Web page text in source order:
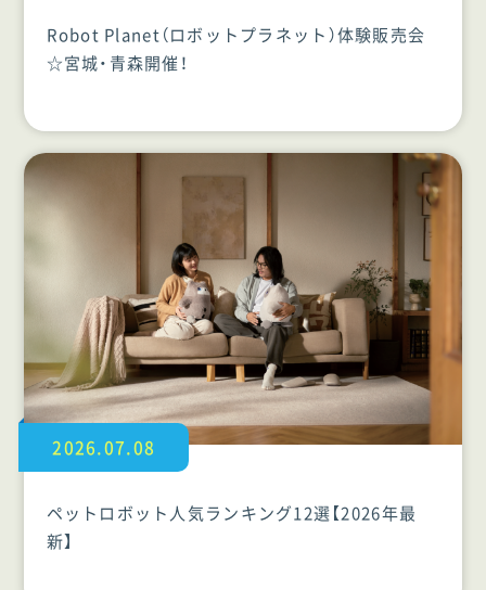
Robot Planet（ロボットプラネット）体験販売会
☆宮城・青森開催！
2026.07.08
ペットロボット人気ランキング12選【2026年最
新】